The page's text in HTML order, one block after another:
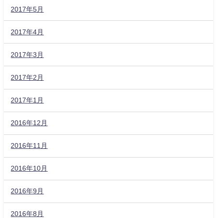
2017年5月
2017年4月
2017年3月
2017年2月
2017年1月
2016年12月
2016年11月
2016年10月
2016年9月
2016年8月